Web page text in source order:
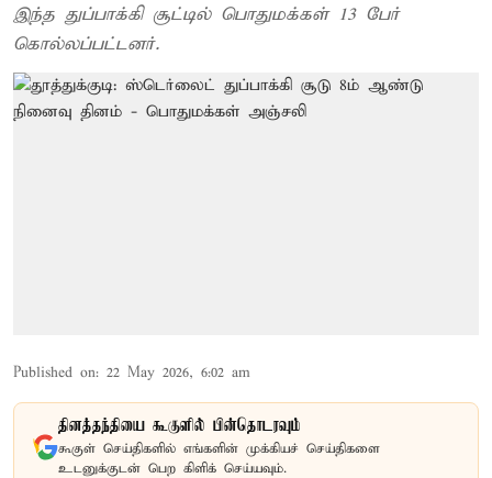
இந்த துப்பாக்கி சூட்டில் பொதுமக்கள் 13 பேர்
கொல்லப்பட்டனர்.
Published on: 22 May 2026, 6:02 am
தினத்தந்தியை கூகுளில் பின்தொடரவும்
கூகுள் செய்திகளில் எங்களின் முக்கியச் செய்திகளை
உடனுக்குடன் பெற கிளிக் செய்யவும்.